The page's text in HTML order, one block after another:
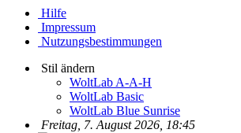
Hilfe
Impressum
Nutzungsbestimmungen
Stil ändern
WoltLab A-A-H
WoltLab Basic
WoltLab Blue Sunrise
Freitag, 7. August 2026, 18:45